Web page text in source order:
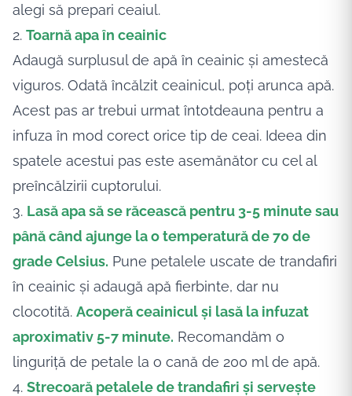
alegi să prepari ceaiul.
2. Toarnă apa în ceainic
Adaugă surplusul de apă în ceainic și amestecă
viguros. Odată încălzit ceainicul, poți arunca apă.
Acest pas ar trebui urmat întotdeauna pentru a
infuza în mod corect orice tip de ceai. Ideea din
spatele acestui pas este asemănător cu cel al
preîncălzirii cuptorului.
3. Lasă apa să se răcească pentru 3-5 minute sau
până când ajunge la o temperatură de 70 de
grade Celsius. Pune petalele uscate de trandafiri
în ceainic și adaugă apă fierbinte, dar nu
clocotită. Acoperă ceainicul și lasă la infuzat
aproximativ 5-7 minute. Recomandăm o
linguriță de petale la o cană de 200 ml de apă.
4. Strecoară petalele de trandafiri și servește